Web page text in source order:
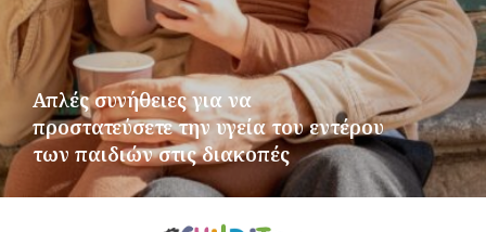
Απλές συνήθειες για να
προστατεύσετε την υγεία του εντέρου
των παιδιών στις διακοπές